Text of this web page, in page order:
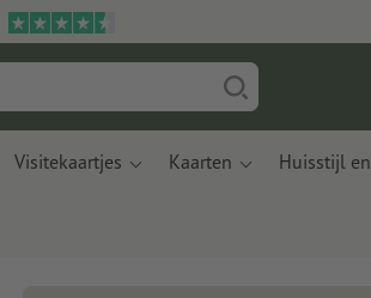
Visitekaartjes Kaarten Huisstijl